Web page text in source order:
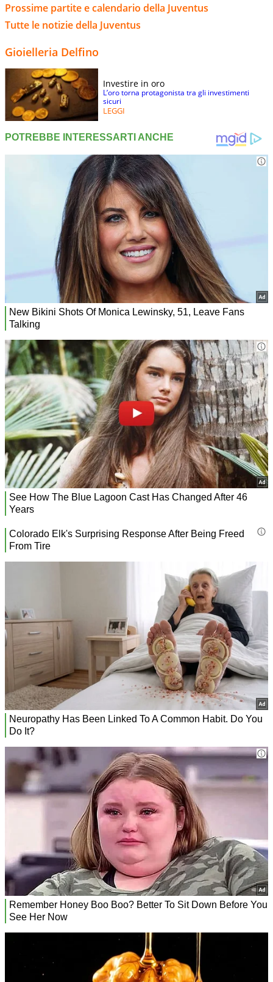
Prossime partite e calendario della Juventus
Tutte le notizie della Juventus
Gioielleria Delfino
Investire in oro
L’oro torna protagonista tra gli investimenti
sicuri
LEGGI